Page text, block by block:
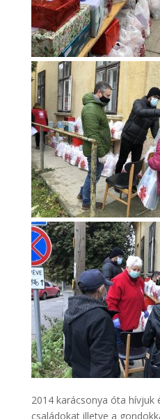
2014 karácsonya óta hívjuk
családokat illetve a